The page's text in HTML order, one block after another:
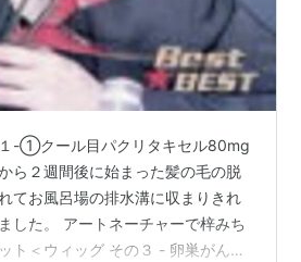
-①クール目パクリタキセル80mg
ら２週間後に始まった髪の毛の脱
てお風呂場の排水溝に収まりきれ
した。 アートネーチャーで梓みち
ト＜ウィッグ その３ - 卵巣がん患